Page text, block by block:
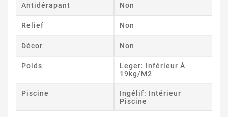
Antidérapant Non
Relief Non
Décor Non
Poids
Leger: Inférieur À
19kg/m2
Piscine
Ingélif: Intérieur
Piscine